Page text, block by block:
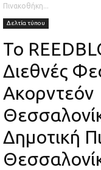
Πινακοθήκη...
Δελτία τύπου
Το
Διεθνές
Ακορντεόν
Δημοτική